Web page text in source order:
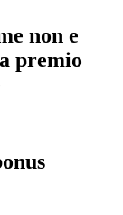
non e
premio